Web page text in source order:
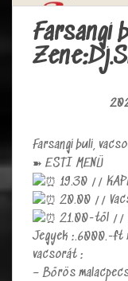
Farsangi
Farsangi buli,
➽ ESTI MENÜ
19.30 //
20.00 //
21.00-től //
Jegyek :.6000.-ft
vacsorát :
– Bőrös